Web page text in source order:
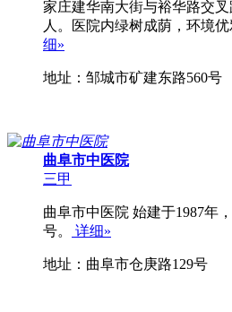
家庄建华南大街与裕华路交
人。医院内绿树成荫，环境
细»
地址：邹城市矿建东路560号
曲阜市中医院
三甲
曲阜市中医院 始建于1987年
号。
详细»
地址：曲阜市仓庚路129号